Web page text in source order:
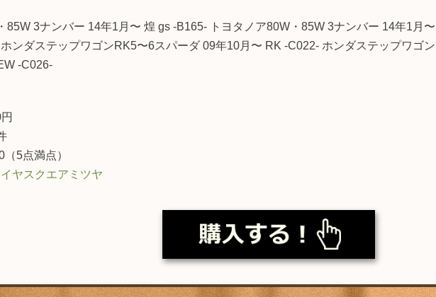
85W 3ナンバー 14年1月〜 煌 gs -B165- トヨタノア80W・85W 3ナンバー 14年1月
ンダステップワゴンRK5〜6スパーダ 09年10月〜 RK -C022- ホンダステップワゴ
-C026-
5点満点）
ヤスクエアミツヤ